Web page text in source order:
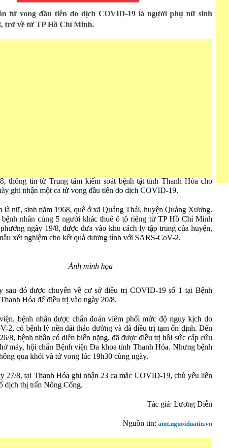
tử vong đầu tiên do dịch COVID-19 là người phụ nữ sinh
trở về từ TP Hồ Chí Minh.
thông tin từ Trung tâm kiểm soát bệnh tật tỉnh Thanh Hóa cho
ghi nhận một ca tử vong đầu tiên do dịch COVID-19.
là nữ, sinh năm 1968, quê ở xã Quảng Thái, huyện Quảng Xương.
nhân cùng 5 người khác thuê ô tô riêng từ TP Hồ Chí Minh
ngày 19/8, được đưa vào khu cách ly tập trung của huyện,
xét nghiệm cho kết quả dương tính với SARS-CoV-2.
Ảnh minh họa
sau đó được chuyển về cơ sở điều trị COVID-19 số 1 tại Bệnh
Hóa để điều trị vào ngày 20/8.
bệnh nhân được chẩn đoán viêm phổi mức độ nguy kịch do
2, có bệnh lý nền đái tháo đường và đã điều trị tạm ổn định. Đến
8, bệnh nhân có diễn biến nặng, đã được điều trị hồi sức cấp cứu
máy, hội chẩn Bệnh viện Đa khoa tỉnh Thanh Hóa. Nhưng bệnh
qua khỏi và tử vong lúc 19h30 cùng ngày.
27/8, tại Thanh Hóa ghi nhận 23 ca mắc COVID-19, chủ yếu liên
dịch thị trấn Nông Cống.
Tác giả: Lương Diễn
Nguồn tin: antt.nguoiduatin.vn